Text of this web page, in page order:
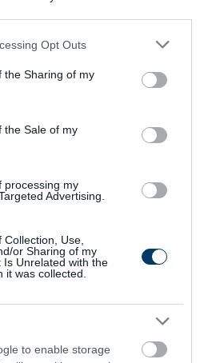
app uses one or more Google
usage behaviour. You may click to
Google and its third-party tags to
specified purposes in below Google
Opt Outs
the Sharing of my
the Sale of my
processing my
Advertising.
Use,
or Sharing of my
Is Unrelated with the
it was collected.
to enable storage
rekordok (pl. a 2010-es
kuttyogató módszerrel
és a speciális pelletes vagy
hiszen a hazai vizekben,
tóban vagy a Dunában,
példányok, amelyek súlya
kilogrammot is, de kifogásuk és
témában